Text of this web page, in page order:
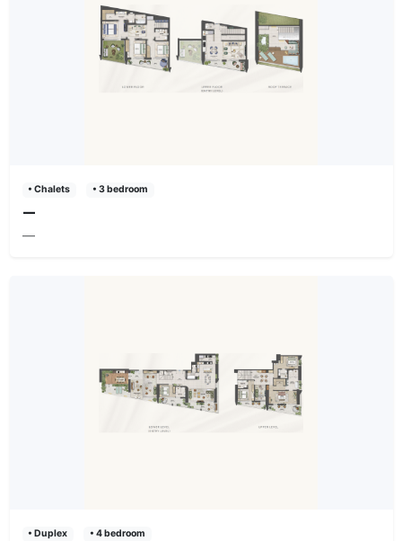
• Chalets • 3 bedroom
—
—
• Duplex • 4 bedroom